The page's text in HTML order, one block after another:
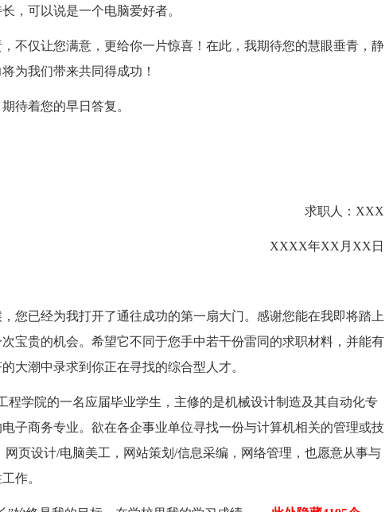
，可以说是一个电脑爱好者。
不仅让您满意，更给你一片惊喜！在此，我期待您的慧眼垂青，静
为我们带来共同得成功！
待着您的早日答复。
求职人：XXX
XXXX年XX月XX日
您已经为我打开了通往成功的第一扇大门。感谢您能在我即将踏上
宝贵的机会。希望它不同于您手中若干份雷同的求职材料，并能有
大潮中录求到你正在寻找的综合型人才。
程学院的一名应届毕业学生，主修的是机械设计制造及其自动化专
子商务专业。欲在各企事业单位寻找一份与计算机相关的管理或技
页设计/电脑美工，网站策划/信息采编，网络管理，也愿意从事与
作。